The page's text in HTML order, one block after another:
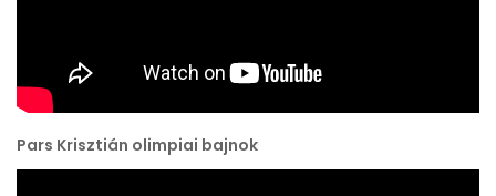
Pars Krisztián olimpiai bajnok